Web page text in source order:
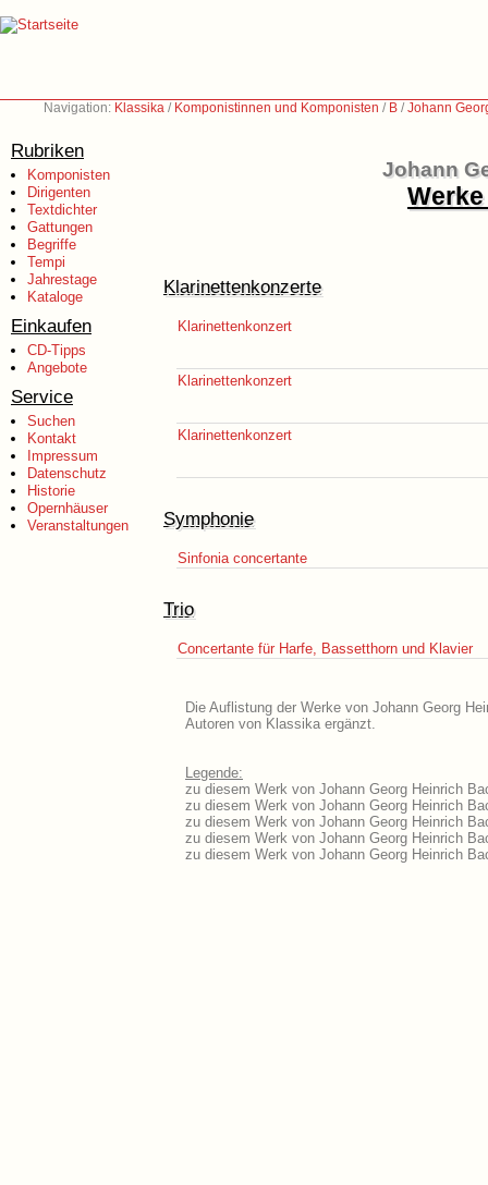
Navigation: Klassika / Komponistinnen und Komponisten / B /Johann
Rubriken
Komponisten
Dirigenten
Textdichter
Gattungen
Begriffe
Tempi
Jahrestage
Kataloge
Einkaufen
CD-Tipps
Angebote
Service
Suchen
Kontakt
Impressum
Datenschutz
Historie
Opernhäuser
Veranstaltungen
Johann
Klarinettenkonzerte
Klarinettenkonzert
Klarinettenkonzert
Klarinettenkonzert
Symphonie
Sinfonia concertante
Trio
Concertante für Harfe, Bassetthorn und Klavier
Die Auflistung der Werke von Johann Georg
Autoren von Klassika ergänzt.
Legende:
zu diesem Werk von Johann Georg Heinrich
zu diesem Werk von Johann Georg Heinrich
zu diesem Werk von Johann Georg Heinrich
zu diesem Werk von Johann Georg Heinrich
zu diesem Werk von Johann Georg Heinrich